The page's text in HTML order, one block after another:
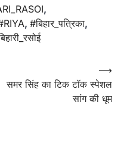
,
, #बिहार_पत्रिका,
समर सिंह का टिक टॉक स्पेशल
सांग की धूम
⟶